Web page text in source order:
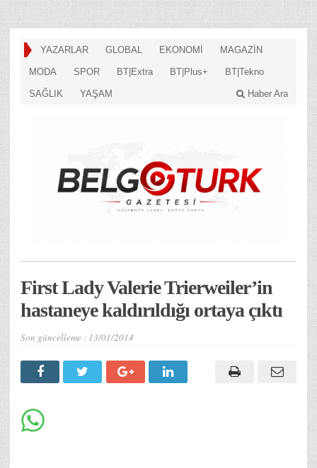
YAZARLAR GLOBAL EKONOMİ MAGAZİN
MODA SPOR BT|Extra BT|Plus+ BT|Tekno
SAĞLIK YAŞAM Haber Ara
First Lady Valerie Trierweiler’in
hastaneye kaldırıldığı ortaya çıktı
Son güncelleme : 13/01/2014